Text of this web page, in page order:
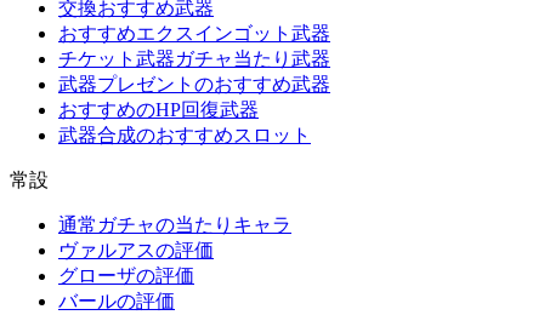
交換おすすめ武器
おすすめエクスインゴット武器
チケット武器ガチャ当たり武器
武器プレゼントのおすすめ武器
おすすめのHP回復武器
武器合成のおすすめスロット
常設
通常ガチャの当たりキャラ
ヴァルアスの評価
グローザの評価
バールの評価